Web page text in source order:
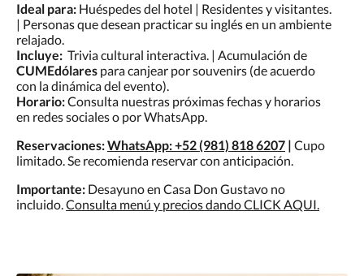
Ideal para: Huéspedes del hotel | Residentes y visitantes.
| Personas que desean practicar su inglés en un ambiente
relajado.
Incluye: Trivia cultural interactiva. | Acumulación de
CUMEdólares para canjear por souvenirs (de acuerdo
con la dinámica del evento).
Horario:Consulta nuestras próximas fechas y horarios
en redes sociales o por WhatsApp.
Reservaciones:WhatsApp:+52 (981) 818 6207 | Cupo
limitado. Se recomienda reservar con anticipación.
Importante: Desayuno en Casa Don Gustavo no
incluido.Consulta menú y precios dando CLICK AQUI.